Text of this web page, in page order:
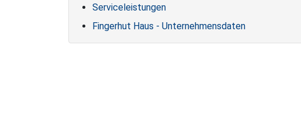
Serviceleistungen
Fingerhut Haus - Unternehmensdaten